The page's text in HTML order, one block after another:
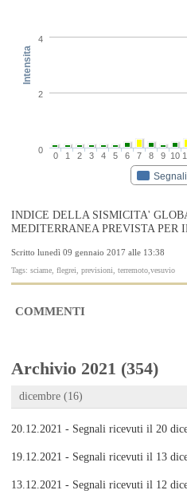
Intensita
0 1 2 3 4 5 6 7 8 9 10
0
2
4
INDICE DELLA SISMICITA'
MEDITERRANEA PREVISTA PER
Scritto lunedì 09 gennaio 2017 alle 13:38
Tags: sciame, flegrei, previsioni, terremoto,vesuvio
COMMENTI
Archivio 2021 (354)
dicembre (16)
20.12.2021 - Segnali ricevuti il 20
19.12.2021 - Segnali ricevuti il 13
13.12.2021 - Segnali ricevuti il 12